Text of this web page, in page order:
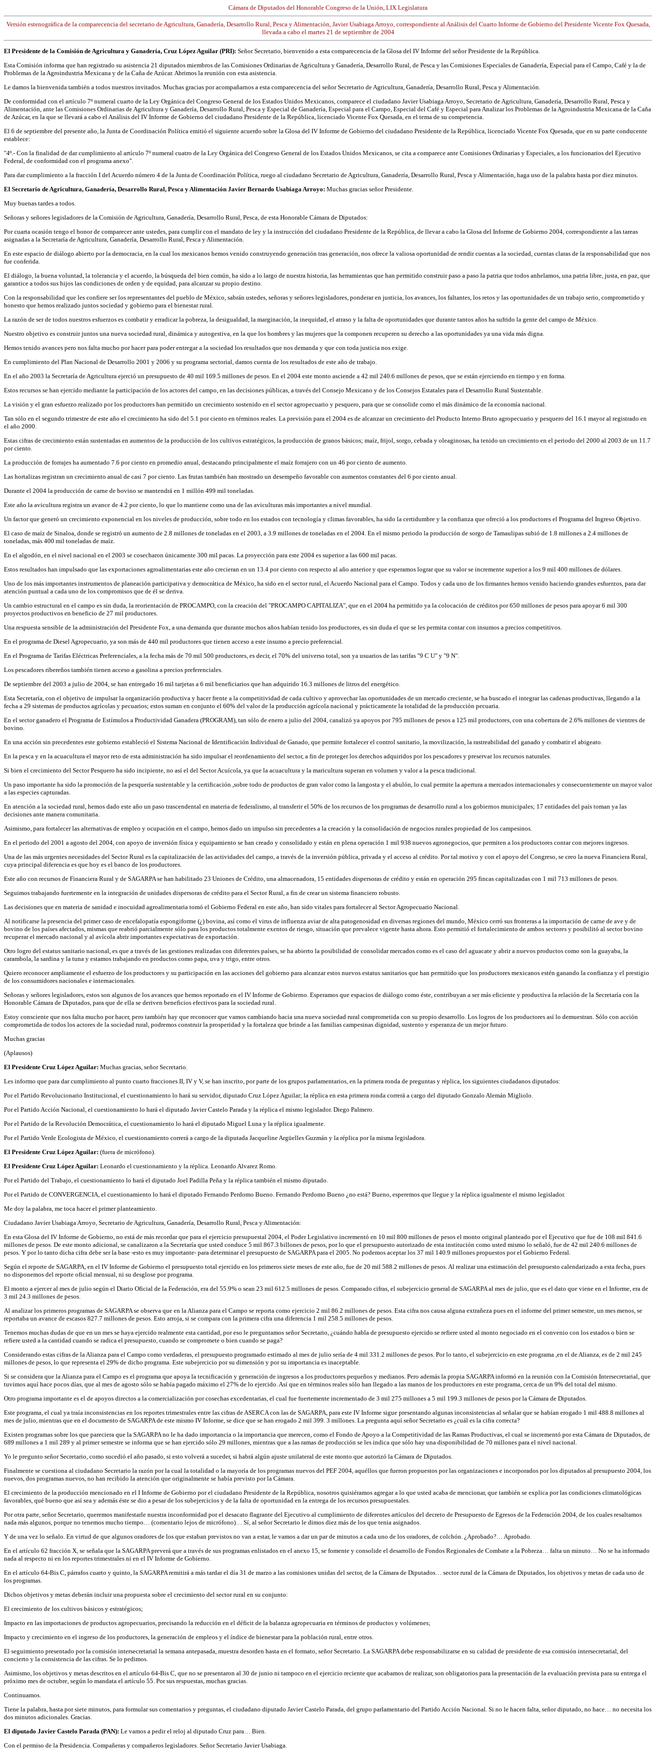
Cámara de Diputados del Honorable Congreso de la Unión, LIX Legislatura
Versión estenográfica de la comparecencia del secretario de Agricultura, Ganadería, Desarrollo Rural, Pesca y Alimentación, Javier Usabiaga Arroyo, correspondiente al Análisis del Cuarto Informe de Gobierno del Presidente Vicente Fox Quesada,
llevada a cabo el martes 21 de septiembre de 2004
El Presidente de la Comisión de Agricultura y Ganadería, Cruz López Aguilar (PRI): Señor Secretario, bienvenido a esta comparecencia de la Glosa del IV Informe del señor Presidente de la República.
Esta Comisión informa que han registrado su asistencia 21 diputados miembros de las Comisiones Ordinarias de Agricultura y Ganadería, Desarrollo Rural, de Pesca y las Comisiones Especiales de Ganadería, Especial para el Campo, Café y la de
Problemas de la Agroindustria Mexicana y de la Caña de Azúcar. Abrimos la reunión con esta asistencia.
Le damos la bienvenida también a todos nuestros invitados. Muchas gracias por acompañarnos a esta comparecencia del señor Secretario de Agricultura, Ganadería, Desarrollo Rural, Pesca y Alimentación.
De conformidad con el artículo 7º numeral cuarto de la Ley Orgánica del Congreso General de los Estados Unidos Mexicanos, comparece el ciudadano Javier Usabiaga Arroyo, Secretario de Agricultura, Ganadería, Desarrollo Rural, Pesca y
Alimentación, ante las Comisiones Ordinarias de Agricultura y Ganadería, Desarrollo Rural, Pesca y Especial de Ganadería, Especial para el Campo, Especial del Café y Especial para Analizar los Problemas de la Agroindustria Mexicana de la Caña
de Azúcar, en la que se llevará a cabo el Análisis del IV Informe de Gobierno del ciudadano Presidente de la República, licenciado Vicente Fox Quesada, en el tema de su competencia.
El 6 de septiembre del presente año, la Junta de Coordinación Política emitió el siguiente acuerdo sobre la Glosa del IV Informe de Gobierno del ciudadano Presidente de la República, licenciado Vicente Fox Quesada, que en su parte conducente
establece:
"4º.- Con la finalidad de dar cumplimiento al artículo 7º numeral cuatro de la Ley Orgánica del Congreso General de los Estados Unidos Mexicanos, se cita a comparece ante Comisiones Ordinarias y Especiales, a los funcionarios del Ejecutivo
Federal, de conformidad con el programa anexo".
Para dar cumplimiento a la fracción I del Acuerdo número 4 de la Junta de Coordinación Política, ruego al ciudadano Secretario de Agricultura, Ganadería, Desarrollo Rural, Pesca y Alimentación, haga uso de la palabra hasta por diez minutos.
El Secretario de Agricultura, Ganadería, Desarrollo Rural, Pesca y Alimentación Javier Bernardo Usabiaga Arroyo: Muchas gracias señor Presidente.
Muy buenas tardes a todos.
Señoras y señores legisladores de la Comisión de Agricultura, Ganadería, Desarrollo Rural, Pesca, de esta Honorable Cámara de Diputados:
Por cuarta ocasión tengo el honor de comparecer ante ustedes, para cumplir con el mandato de ley y la instrucción del ciudadano Presidente de la República, de llevar a cabo la Glosa del Informe de Gobierno 2004, correspondiente a las tareas
asignadas a la Secretaría de Agricultura, Ganadería, Desarrollo Rural, Pesca y Alimentación.
En este espacio de diálogo abierto por la democracia, en la cual los mexicanos hemos venido construyendo generación tras generación, nos ofrece la valiosa oportunidad de rendir cuentas a la sociedad, cuentas claras de la responsabilidad que nos
fue conferida.
El diálogo, la buena voluntad, la tolerancia y el acuerdo, la búsqueda del bien común, ha sido a lo largo de nuestra historia, las herramientas que han permitido construir paso a paso la patria que todos anhelamos, una patria libre, justa, en paz, que
garantice a todos sus hijos las condiciones de orden y de equidad, para alcanzar su propio destino.
Con la responsabilidad que les confiere ser los representantes del pueblo de México, sabrán ustedes, señoras y señores legisladores, ponderar en justicia, los avances, los faltantes, los retos y las oportunidades de un trabajo serio, comprometido y
honesto que hemos realizado juntos sociedad y gobierno para el bienestar rural.
La razón de ser de todos nuestros esfuerzos es combatir y erradicar la pobreza, la desigualdad, la marginación, la inequidad, el atraso y la falta de oportunidades que durante tantos años ha sufrido la gente del campo de México.
Nuestro objetivo es construir juntos una nueva sociedad rural, dinámica y autogestiva, en la que los hombres y las mujeres que la componen recuperen su derecho a las oportunidades ya una vida más digna.
Hemos tenido avances pero nos falta mucho por hacer para poder entregar a la sociedad los resultados que nos demanda y que con toda justicia nos exige.
En cumplimiento del Plan Nacional de Desarrollo 2001 y 2006 y su programa sectorial, damos cuenta de los resultados de este año de trabajo.
En el año 2003 la Secretaría de Agricultura ejerció un presupuesto de 40 mil 169.5 millones de pesos. En el 2004 este monto asciende a 42 mil 240.6 millones de pesos, que se están ejerciendo en tiempo y en forma.
Estos recursos se han ejercido mediante la participación de los actores del campo, en las decisiones públicas, a través del Consejo Mexicano y de los Consejos Estatales para el Desarrollo Rural Sustentable.
La visión y el gran esfuerzo realizado por los productores han permitido un crecimiento sostenido en el sector agropecuario y pesquero, para que se consolide como el más dinámico de la economía nacional.
Tan sólo en el segundo trimestre de este año el crecimiento ha sido del 5.1 por ciento en términos reales. La previsión para el 2004 es de alcanzar un crecimiento del Producto Interno Bruto agropecuario y pesquero del 16.1 mayor al registrado en
el año 2000.
Estas cifras de crecimiento están sustentadas en aumentos de la producción de los cultivos estratégicos, la producción de granos básicos; maíz, frijol, sorgo, cebada y oleaginosas, ha tenido un crecimiento en el periodo del 2000 al 2003 de un 11.7
por ciento.
La producción de forrajes ha aumentado 7.6 por ciento en promedio anual, destacando principalmente el maíz forrajero con un 46 por ciento de aumento.
Las hortalizas registran un crecimiento anual de casi 7 por ciento. Las frutas también han mostrado un desempeño favorable con aumentos constantes del 6 por ciento anual.
Durante el 2004 la producción de carne de bovino se mantendrá en 1 millón 499 mil toneladas.
Este año la avicultura registra un avance de 4.2 por ciento, lo que lo mantiene como una de las aviculturas más importantes a nivel mundial.
Un factor que generó un crecimiento exponencial en los niveles de producción, sobre todo en los estados con tecnología y climas favorables, ha sido la certidumbre y la confianza que ofreció a los productores el Programa del Ingreso Objetivo.
El caso de maíz de Sinaloa, donde se registró un aumento de 2.8 millones de toneladas en el 2003, a 3.9 millones de toneladas en el 2004. En el mismo periodo la producción de sorgo de Tamaulipas subió de 1.8 millones a 2.4 millones de
toneladas, más 400 mil toneladas de maíz.
En el algodón, en el nivel nacional en el 2003 se cosecharon únicamente 300 mil pacas. La proyección para este 2004 es superior a las 600 mil pacas.
Estos resultados han impulsado que las exportaciones agroalimentarias este año crecieran en un 13.4 por ciento con respecto al año anterior y que esperamos lograr que su valor se incremente superior a los 9 mil 400 millones de dólares.
Uno de los más importantes instrumentos de planeación participativa y democrática de México, ha sido en el sector rural, el Acuerdo Nacional para el Campo. Todos y cada uno de los firmantes hemos venido haciendo grandes esfuerzos, para dar
atención puntual a cada uno de los compromisos que de él se deriva.
Un cambio estructural en el campo es sin duda, la reorientación de PROCAMPO, con la creación del "PROCAMPO CAPITALIZA", que en el 2004 ha permitido ya la colocación de créditos por 650 millones de pesos para apoyar 6 mil 300
proyectos productivos en beneficio de 27 mil productores.
Una respuesta sensible de la administración del Presidente Fox, a una demanda que durante muchos años habían tenido los productores, es sin duda el que se les permita contar con insumos a precios competitivos.
En el programa de Diesel Agropecuario, ya son más de 440 mil productores que tienen acceso a este insumo a precio preferencial.
En el Programa de Tarifas Eléctricas Preferenciales, a la fecha más de 70 mil 500 productores, es decir, el 70% del universo total, son ya usuarios de las tarifas "9 C U" y "9 N".
Los pescadores ribereños también tienen acceso a gasolina a precios preferenciales.
De septiembre del 2003 a julio de 2004, se han entregado 16 mil tarjetas a 6 mil beneficiarios que han adquirido 16.3 millones de litros del energético.
Esta Secretaría, con el objetivo de impulsar la organización productiva y hacer frente a la competitividad de cada cultivo y aprovechar las oportunidades de un mercado creciente, se ha buscado el integrar las cadenas productivas, llegando a la
fecha a 29 sistemas de productos agrícolas y pecuarios; estos suman en conjunto el 60% del valor de la producción agrícola nacional y prácticamente la totalidad de la producción pecuaria.
En el sector ganadero el Programa de Estímulos a Productividad Ganadera (PROGRAM), tan sólo de enero a julio del 2004, canalizó ya apoyos por 795 millones de pesos a 125 mil productores, con una cobertura de 2.6% millones de vientres de
bovino.
En una acción sin precedentes este gobierno estableció el Sistema Nacional de Identificación Individual de Ganado, que permite fortalecer el control sanitario, la movilización, la rastreabilidad del ganado y combatir el abigeato.
En la pesca y en la acuacultura el mayor reto de esta administración ha sido impulsar el reordenamiento del sector, a fin de proteger los derechos adquiridos por los pescadores y preservar los recursos naturales.
Si bien el crecimiento del Sector Pesquero ha sido incipiente, no así el del Sector Acuícola, ya que la acuacultura y la maricultura superan en volumen y valor a la pesca tradicional.
Un paso importante ha sido la promoción de la pesquería sustentable y la certificación ,sobre todo de productos de gran valor como la langosta y el abulón, lo cual permite la apertura a mercados internacionales y consecuentemente un mayor valor
a las especies capturadas.
En atención a la sociedad rural, hemos dado este año un paso trascendental en materia de federalismo, al transferir el 50% de los recursos de los programas de desarrollo rural a los gobiernos municipales; 17 entidades del país toman ya las
decisiones ante manera comunitaria.
Asimismo, para fortalecer las alternativas de empleo y ocupación en el campo, hemos dado un impulso sin precedentes a la creación y la consolidación de negocios rurales propiedad de los campesinos.
En el periodo del 2001 a agosto del 2004, con apoyo de inversión física y equipamiento se han creado y consolidado y están en plena operación 1 mil 938 nuevos agronegocios, que permiten a los productores contar con mejores ingresos.
Una de las más urgentes necesidades del Sector Rural es la capitalización de las actividades del campo, a través de la inversión pública, privada y el acceso al crédito. Por tal motivo y con el apoyo del Congreso, se creo la nueva Financiera Rural,
cuya principal diferencia es que hoy es el banco de los productores.
Este año con recursos de Financiera Rural y de SAGARPA se han habilitado 23 Uniones de Crédito, una almacenadora, 15 entidades dispersoras de crédito y están en operación 295 fincas capitalizadas con 1 mil 713 millones de pesos.
Seguimos trabajando fuertemente en la integración de unidades dispersoras de crédito para el Sector Rural, a fin de crear un sistema financiero robusto.
Las decisiones que en materia de sanidad e inocuidad agroalimentaria tomó el Gobierno Federal en este año, han sido vitales para fortalecer al Sector Agropecuario Nacional.
Al notificarse la presencia del primer caso de encefalopatía espongiforme (¿) bovina, así como el virus de influenza aviar de alta patogenosidad en diversas regiones del mundo, México cerró sus fronteras a la importación de carne de ave y de
bovino de los países afectados, mismas que reabrió parcialmente sólo para los productos totalmente exentos de riesgo, situación que prevalece vigente hasta ahora. Esto permitió el fortalecimiento de ambos sectores y posibilitó al sector bovino
recuperar el mercado nacional y al avícola abrir importantes expectativas de exportación.
Otro logro del estatus sanitario nacional, es que a través de las gestiones realizadas con diferentes países, se ha abierto la posibilidad de consolidar mercados como es el caso del aguacate y abrir a nuevos productos como son la guayaba, la
carambola, la sardina y la tuna y estamos trabajando en productos como papa, uva y trigo, entre otros.
Quiero reconocer ampliamente el esfuerzo de los productores y su participación en las acciones del gobierno para alcanzar estos nuevos estatus sanitarios que han permitido que los productores mexicanos estén ganando la confianza y el prestigio
de los consumidores nacionales e internacionales.
Señoras y señores legisladores, estos son algunos de los avances que hemos reportado en el IV Informe de Gobierno. Esperamos que espacios de diálogo como éste, contribuyan a ser más eficiente y productiva la relación de la Secretaría con la
Honorable Cámara de Diputados, para que de ella se deriven beneficios efectivos para la sociedad rural.
Estoy consciente que nos falta mucho por hacer, pero también hay que reconocer que vamos cambiando hacia una nueva sociedad rural comprometida con su propio desarrollo. Los logros de los productores así lo demuestran. Sólo con acción
comprometida de todos los actores de la sociedad rural, podremos construir la prosperidad y la fortaleza que brinde a las familias campesinas dignidad, sustento y esperanza de un mejor futuro.
Muchas gracias
(Aplausos)
El Presidente Cruz López Aguilar: Muchas gracias, señor Secretario.
Les informo que para dar cumplimiento al punto cuarto fracciones II, IV y V, se han inscrito, por parte de los grupos parlamentarios, en la primera ronda de preguntas y réplica, los siguientes ciudadanos diputados:
Por el Partido Revolucionario Institucional, el cuestionamiento lo hará su servidor, diputado Cruz López Aguilar; la réplica en esta primera ronda correrá a cargo del diputado Gonzalo Alemán Migliolo.
Por el Partido Acción Nacional, el cuestionamiento lo hará el diputado Javier Castelo Parada y la réplica el mismo legislador. Diego Palmero.
Por el Partido de la Revolución Democrática, el cuestionamiento lo hará el diputado Miguel Luna y la réplica igualmente.
Por el Partido Verde Ecologista de México, el cuestionamiento correrá a cargo de la diputada Jacqueline Argüelles Guzmán y la réplica por la misma legisladora.
El Presidente Cruz López Aguilar: (fuera de micrófono).
El Presidente Cruz López Aguilar: Leonardo el cuestionamiento y la réplica. Leonardo Alvarez Romo.
Por el Partido del Trabajo, el cuestionamiento lo hará el diputado Joel Padilla Peña y la réplica también el mismo diputado.
Por el Partido de CONVERGENCIA, el cuestionamiento lo hará el diputado Fernando Perdomo Bueno. Fernando Perdomo Bueno ¿no está? Bueno, esperemos que llegue y la réplica igualmente el mismo legislador.
Me doy la palabra, me toca hacer el primer planteamiento.
Ciudadano Javier Usabiaga Arroyo, Secretario de Agricultura, Ganadería, Desarrollo Rural, Pesca y Alimentación:
En esta Glosa del IV Informe de Gobierno, no está de más recordar que para el ejercicio presupuestal 2004, el Poder Legislativo incrementó en 10 mil 800 millones de pesos el monto original planteado por el Ejecutivo que fue de 108 mil 841.6
millones de pesos. De este monto adicional, se canalizaron a la Secretaría que usted conduce 5 mil 867.3 billones de pesos, por lo que el presupuesto autorizado de esta institución como usted mismo lo señaló, fue de 42 mil 240.6 millones de
pesos. Y por lo tanto dicha cifra debe ser la base -esto es muy importante- para determinar el presupuesto de SAGARPA para el 2005. No podemos aceptar los 37 mil 140.9 millones propuestos por el Gobierno Federal.
Según el reporte de SAGARPA, en el IV Informe de Gobierno el presupuesto total ejercido en los primeros siete meses de este año, fue de 20 mil 588.2 millones de pesos. Al realizar una estimación del presupuesto calendarizado a esta fecha, pues
no disponemos del reporte oficial mensual, ni su desglose por programa.
El monto a ejercer al mes de julio según el Diario Oficial de la Federación, era del 55.9% o sean 23 mil 612.5 millones de pesos. Comparado cifras, el subejercicio general de SAGARPA al mes de julio, que es el dato que viene en el Informe, era de
3 mil 24.3 millones de pesos.
Al analizar los primeros programas de SAGARPA se observa que en la Alianza para el Campo se reporta como ejercicio 2 mil 86.2 millones de pesos. Esta cifra nos causa alguna extrañeza pues en el informe del primer semestre, un mes menos, se
reportaba un avance de escasos 827.7 millones de pesos. Esto arroja, si se compara con la primera cifra una diferencia 1 mil 258.5 millones de pesos.
Tenemos muchas dudas de que en un mes se haya ejercido realmente esta cantidad, por eso le preguntamos señor Secretario, ¿cuándo habla de presupuesto ejercido se refiere usted al monto negociado en el convenio con los estados o bien se
refiere usted a la cantidad cuando se radica el presupuesto, cuando se compromete o bien cuando se paga?
Considerando estas cifras de la Alianza para el Campo como verdaderas, el presupuesto programado estimado al mes de julio sería de 4 mil 331.2 millones de pesos. Por lo tanto, el subejercicio en este programa ,en el de Alianza, es de 2 mil 245
millones de pesos, lo que representa el 29% de dicho programa. Este subejercicio por su dimensión y por su importancia es inaceptable.
Si se considera que la Alianza para el Campo es el programa que apoya la tecnificación y generación de ingresos a los productores pequeños y medianos. Pero además la propia SAGARPA informó en la reunión con la Comisión Intersecretarial, que
tuvimos aquí hace pocos días, que al mes de agosto sólo se había pagado máximo el 27% de lo ejercido. Así que en términos reales sólo han llegado a las manos de los productores en este programa, cerca de un 9% del total del mismo.
Otro programa importante es el de apoyos directos a la comercialización por cosechas excedentarias, el cual fue fuertemente incrementado de 3 mil 275 millones a 5 mil 199.3 millones de pesos por la Cámara de Diputados.
Este programa, el cual ya traía inconsistencias en los reportes trimestrales entre las cifras de ASERCA con las de SAGARPA, para este IV Informe sigue presentando algunas inconsistencias al señalar que se habían erogado 1 mil 488.8 millones al
mes de julio, mientras que en el documento de SAGARPA de este mismo IV Informe, se dice que se han erogado 2 mil 399. 3 millones. La pregunta aquí señor Secretario es ¿cuál es la cifra correcta?
Existen programas sobre los que pareciera que la SAGARPA no le ha dado importancia o la importancia que merecen, como el Fondo de Apoyo a la Competitividad de las Ramas Productivas, el cual se incrementó por esta Cámara de Diputados, de
689 millones a 1 mil 289 y al primer semestre se informa que se han ejercido sólo 29 millones, mientras que a las ramas de producción se les indica que sólo hay una disponibilidad de 70 millones para el nivel nacional.
Yo le pregunto señor Secretario, como sucedió el año pasado, si esto volverá a suceder, si habrá algún ajuste unilateral de este monto que autorizó la Cámara de Diputados.
Finalmente se cuestiona al ciudadano Secretario la razón por la cual la totalidad o la mayoría de los programas nuevos del PEF 2004, aquéllos que fueron propuestos por las organizaciones e incorporados por los diputados al presupuesto 2004, los
nuevos, dos programas nuevos, no han recibido la atención que originalmente se había previsto por la Cámara.
El crecimiento de la producción mencionado en el I Informe de Gobierno por el ciudadano Presidente de la República, nosotros quisiéramos agregar a lo que usted acaba de mencionar, que también se explica por las condiciones climatológicas
favorables, qué bueno que así sea y además éste se dio a pesar de los subejercicios y de la falta de oportunidad en la entrega de los recursos presupuestales.
Por otra parte, señor Secretario, queremos manifestarle nuestra inconformidad por el desacato flagrante del Ejecutivo al cumplimiento de diferentes artículos del decreto de Presupuesto de Egresos de la Federación 2004, de los cuales resaltamos
nada más algunos, porque no tenemos mucho tiempo… (comentario lejos de micrófono)… Sí, al señor Secretario le dimos diez más de los que tenia asignados.
Y de una vez lo señalo. En virtud de que algunos oradores de los que estaban previstos no van a estar, le vamos a dar un par de minutos a cada uno de los oradores, de colchón. ¿Aprobado?… Aprobado.
En el artículo 62 fracción X, se señala que la SAGARPA preverá que a través de sus programas enlistados en el anexo 15, se fomente y consolide el desarrollo de Fondos Regionales de Combate a la Pobreza… falta un minuto… No se ha informado
nada al respecto ni en los reportes trimestrales ni en el IV Informe de Gobierno.
En el artículo 64-Bis C, párrafos cuarto y quinto, la SAGARPA remitirá a más tardar el día 31 de marzo a las comisiones unidas del sector, de la Cámara de Diputados… sector rural de la Cámara de Diputados, los objetivos y metas de cada uno de
los programas.
Dichos objetivos y metas deberán incluir una propuesta sobre el crecimiento del sector rural en su conjunto:
El crecimiento de los cultivos básicos y estratégicos;
Impacto en las importaciones de productos agropecuarios, precisando la reducción en el déficit de la balanza agropecuaria en términos de productos y volúmenes;
Impacto y crecimiento en el ingreso de los productores, la generación de empleos y el índice de bienestar para la población rural, entre otros.
El seguimiento presentado por la comisión intersecretarial la semana antepasada, muestra desorden hasta en el formato, señor Secretario. La SAGARPA debe responsabilizarse en su calidad de presidente de esa comisión intersecretarial, del
concierto y la consistencia de las cifras. Se lo pedimos.
Asimismo, los objetivos y metas descritos en el artículo 64-Bis C, que no se presentaron al 30 de junio ni tampoco en el ejercicio reciente que acabamos de realizar, son obligatorios para la presentación de la evaluación prevista para su entrega el
próximo mes de octubre, según lo mandata el artículo 55. Por sus respuestas, muchas gracias.
Continuamos.
Tiene la palabra, hasta por siete minutos, para formular sus comentarios y preguntas, el ciudadano diputado Javier Castelo Parada, del grupo parlamentario del Partido Acción Nacional. Si no le hacen falta, señor diputado, no hace… no necesita los
dos minutos adicionales. Gracias.
El diputado Javier Castelo Parada (PAN): Le vamos a pedir el reloj al diputado Cruz para… Bien.
Con el permiso de la Presidencia. Compañeras y compañeros legisladores. Señor Secretario Javier Usabiaga.